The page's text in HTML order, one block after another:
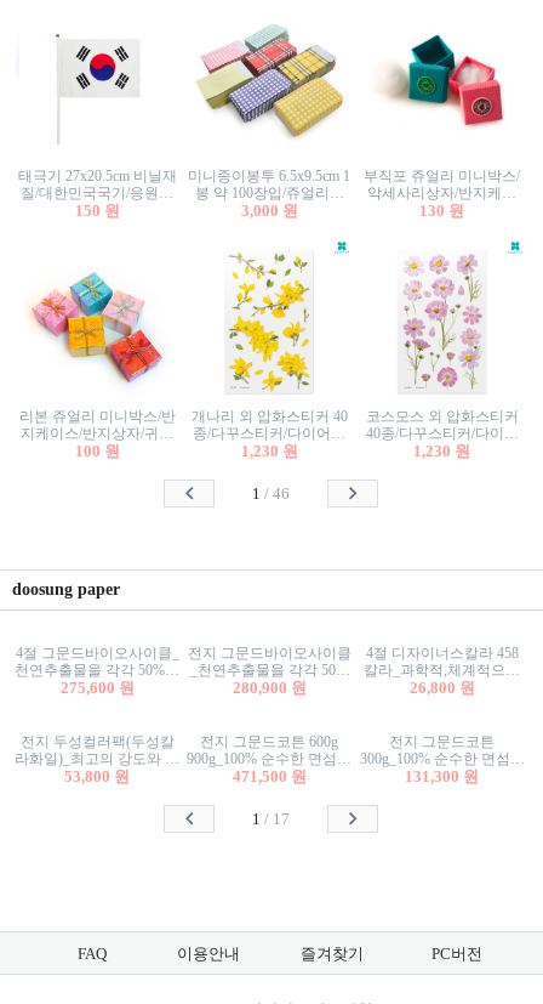
태극기 27x20.5cm 비닐재
질/대한민국국기/응원깃
발/행사깃발
150 원
미니종이봉투 6.5x9.5cm 1
봉 약 100장입/쥬얼리봉
투/증명사진봉투/악세사
3,000 원
부직포 쥬얼리 미니박스/
악세사리상자/반지케이
스/반지상자/귀걸이상자/
130 원
리본 쥬얼리 미니박스/반
지케이스/반지상자/귀걸
이상자/귀걸이박스/악세
100 원
개나리 외 압화스티커 40
종/다꾸스티커/다이어리
꾸미기/꽃스티커/자연물
1,230 원
코스모스 외 압화스티커
40종/다꾸스티커/다이어
리꾸미기/꽃스티커/자연
1,230 원
1 /46
doosung paper
4절 그문드바이오사이클_
천연추출물을 각각 50%이
상 함유한 친환경그래픽
275,600 원
전지 그문드바이오사이클
_천연추출물을 각각 50%
이상 함유한 친환경그래
280,900 원
4절 디자이너스칼라 458
칼라_과학적,체계적으로
분류된 200색을 갖춘 색지
26,800 원
전지 두성컬러팩(두성칼
라화일)_최고의 강도와 평
활성을 지닌 다양한 컬러
53,800 원
전지 그문드코튼 600g
900g_100% 순수한 면섬유
로 만든 친환경프리미엄
471,500 원
전지 그문드코튼
300g_100% 순수한 면섬유
로 만든 친환경프리미엄
131,300 원
1 / 17
FAQ 이용안내 즐겨찾기 PC버전